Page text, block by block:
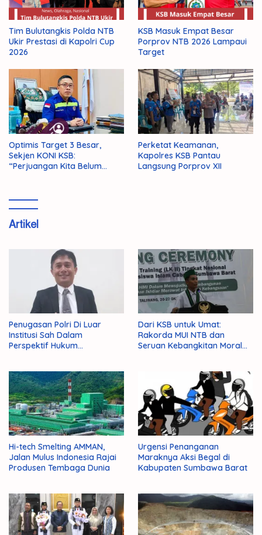
Tim Bulutangkis Polda NTB
Ukir Prestasi di Kapolri Cup
2026
KSB Masuk Empat Besar
Porprov NTB 2026 Lampaui
Target
Optimis Target 3 Besar,
Sekjen KONI KSB:
“Perjuangan Kita Belum
Perketat Keamanan,
Kapolres KSB Pantau
Langsung Porprov XII
Artikel
Penugasan Polri Di Luar
Institusi Sah Dalam
Perspektif Hukum
Dari KSB untuk Umat:
Rakorda MUI NTB dan
Seruan Kebangkitan Moral
Hi-tech Smelting AMMAN,
Jalan Mulus Indonesia Rajai
Produsen Tembaga Dunia
Urgensi Penanganan
Maraknya Aksi Begal di
Kabupaten Sumbawa Barat